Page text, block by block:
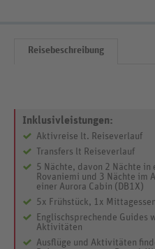
Reisebeschreibung
Inklusivleistungen:
Aktivreise lt. Reiseverlauf
Transfers lt Reiseverlauf
5 Nächte, davon 2 Nächte
Rovaniemi und 3 Nächte im
einer Aurora Cabin (DB1X)
5x Frühstück, 1x
Englischsprechende Guides
Aktivitäten
Ausflüge und Aktivitäten